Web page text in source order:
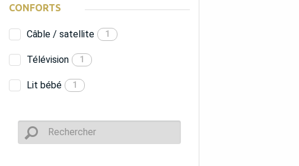
CONFORTS
Câble / satellite 1
Télévision 1
Lit bébé 1